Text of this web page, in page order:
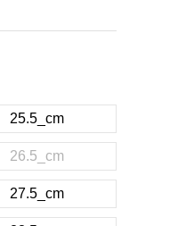
25.5_cm
26.5_cm
27.5_cm